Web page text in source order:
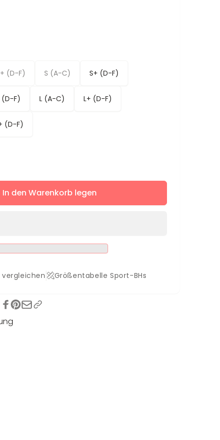
(D-F) S (A-C) S+ (D-F)
(D-F) L (A-C) L+ (D-F)
(D-F)
In den Warenkorb legen
Größentabelle Sport-BHs